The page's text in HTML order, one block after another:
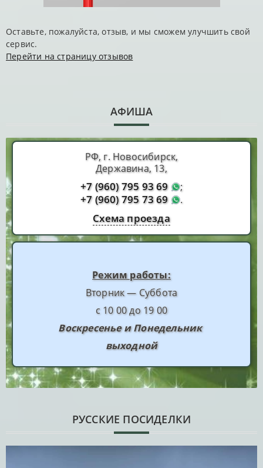
Оставьте, пожалуйста, отзыв, и мы сможем улучшить свой
сервис.
Перейти на страницу отзывов
АФИША
РФ, г. Новосибирск,
Державина, 13,
+7 (960) 795 93 69 ;
+7 (960) 795 73 69 .
Схема проезда
Режим работы:
Вторник — Суббота
с 10 00 до 19 00
Воскресенье и Понедельник
выходной
РУССКИЕ ПОСИДЕЛКИ